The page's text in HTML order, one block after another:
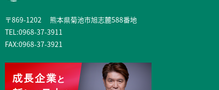
〒869-1202 熊本県菊池市旭志麓588番地
TEL:0968-37-3911
FAX:0968-37-3921